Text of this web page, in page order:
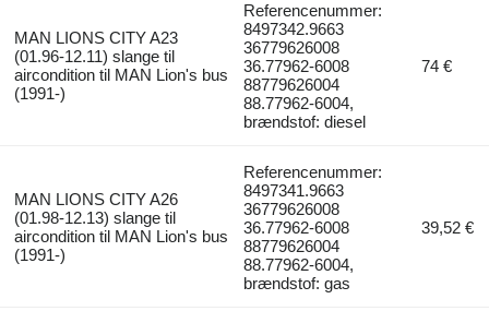
MAN LIONS CITY A23
(01.96-12.11) slange til
aircondition til MAN Lion's bus
(1991-)
Referencenummer:
8497342.9663
36779626008
36.77962-6008
88779626004
88.77962-6004,
brændstof: diesel
74 €
MAN LIONS CITY A26
(01.98-12.13) slange til
aircondition til MAN Lion's bus
(1991-)
Referencenummer:
8497341.9663
36779626008
36.77962-6008
88779626004
88.77962-6004,
brændstof: gas
39,52 €